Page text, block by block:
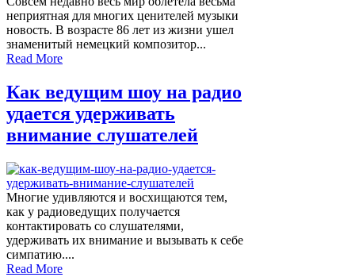
неприятная для многих ценителей музыки
новость. В возрасте 86 лет из жизни ушел
знаменитый немецкий композитор...
Read More
Как ведущим шоу на радио
удается удерживать
внимание слушателей
Многие удивляются и восхищаются тем,
как у радиоведущих получается
контактировать со слушателями,
удерживать их внимание и вызывать к себе
симпатию....
Read More